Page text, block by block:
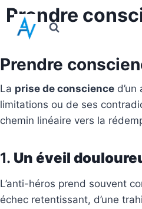
Prendre
Prendre
La prise de conscience
limitations ou de ses
chemin linéaire vers la
​1. Un éveil
L’anti-héros prend souvent
échec retentissant, d’une